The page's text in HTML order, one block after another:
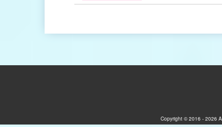
Copyright © 2016 - 2026